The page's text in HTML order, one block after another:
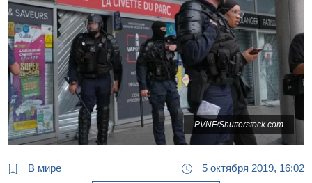
PVNF/Shutterstock.com
В мире 5 октября 2019, 16:02